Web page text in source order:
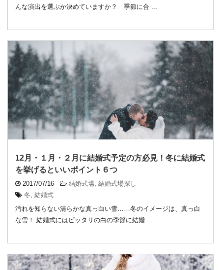
んな演出を選ぶか決めていますか？ 季節に合 ...
12月・１月・２月に結婚式予定の方必見！冬に結婚式
を挙げるといいポイント６つ
2017/07/16 -結婚式場 結婚式場探し
冬 結婚式
汚れを知らない清らかな真っ白い雪……冬のイメージは、真っ白
な雪！ 結婚式にはピッタリの白の季節に結婚 ...